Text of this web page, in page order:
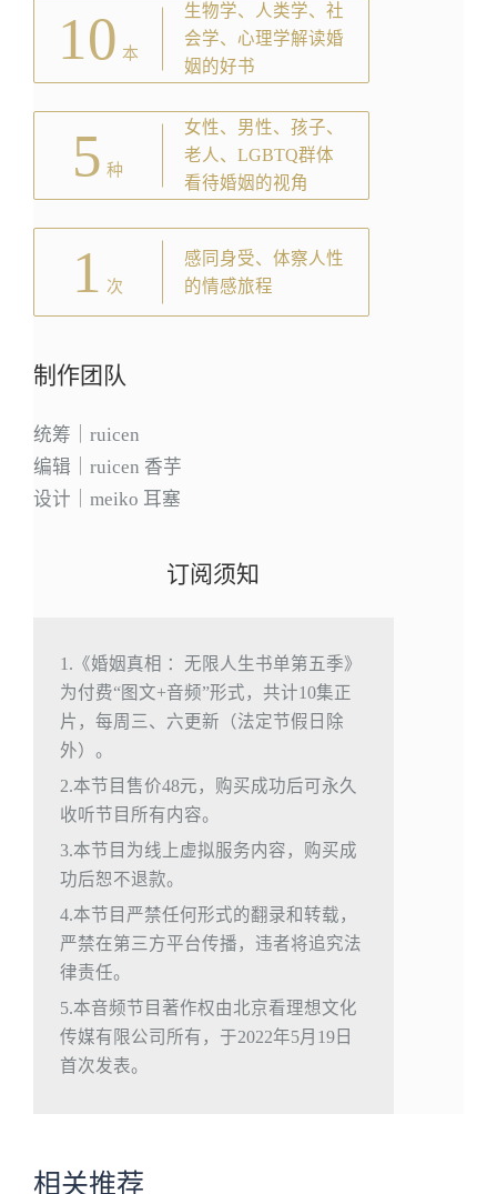
10 本
生物学、人类学、社
会学、心理学解读婚
姻的好书
5 种
女性、男性、孩子、
老人、LGBTQ群体
看待婚姻的视角
1 次
感同身受、体察人性
的情感旅程
制作团队
统筹｜ruicen
编辑｜ruicen 香芋
设计｜meiko 耳塞
订阅须知
1.《婚姻真相 ：无限人生书单第五季》
为付费“图文+音频”形式，共计10集正
片，每周三、六更新（法定节假日除
外）。
2.本节目售价48元，购买成功后可永久
收听节目所有内容。
3.本节目为线上虚拟服务内容，购买成
功后恕不退款。
4.本节目严禁任何形式的翻录和转载，
严禁在第三方平台传播，违者将追究法
律责任。
5.本音频节目著作权由北京看理想文化
传媒有限公司所有，于2022年5月19日
首次发表。
相关推荐